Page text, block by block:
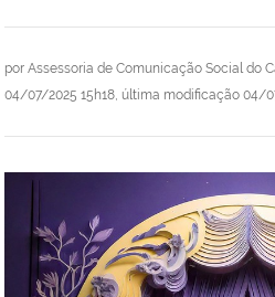
por Assessoria de Comunicação Social do
04/07/2025 15h18, última modificação 04/